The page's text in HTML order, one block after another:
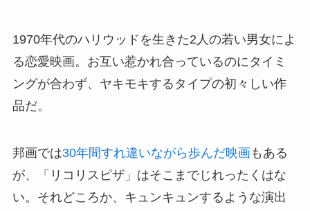
1970年代のハリウッドを生きた2人の若い男女によ
る恋愛映画。お互い惹かれ合っているのにタイミ
ングが合わず、ヤキモキするタイプの初々しい作
品だ。
邦画では30年間すれ違いながら歩んだ映画もある
が、「リコリスピザ」はそこまでじれったくはな
い。それどころか、キュンキュンするような演出